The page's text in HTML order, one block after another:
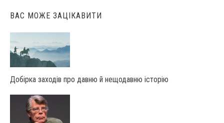
ВАС МОЖЕ ЗАЦІКАВИТИ
Добірка заходів про давню й нещодавню історію